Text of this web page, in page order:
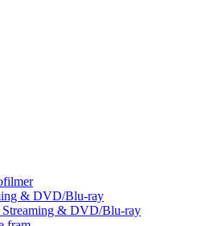
& DVD/Blu-ray
Streaming & DVD/Blu-ray